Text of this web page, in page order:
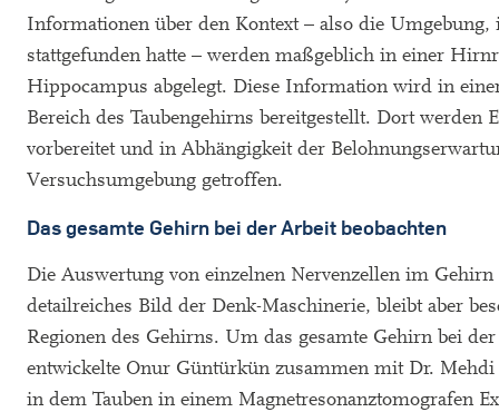
Informationen über den Kontext – also die Umgebung,
stattgefunden hatte – werden maßgeblich in einer
Hippocampus abgelegt. Diese Information wird in
Bereich des Taubengehirns bereitgestellt. Dort werden
vorbereitet und in Abhängigkeit der
Versuchsumgebung getroffen.
Das gesamte Gehirn bei der Arbeit beobachten
Die Auswertung von einzelnen Nervenzellen im Gehirn
detailreiches Bild der Denk-Maschinerie, bleibt aber
Regionen des Gehirns. Um das gesamte Gehirn bei
entwickelte Onur Güntürkün zusammen mit Dr. Mehdi
in dem Tauben in einem Magnetresonanztomografen